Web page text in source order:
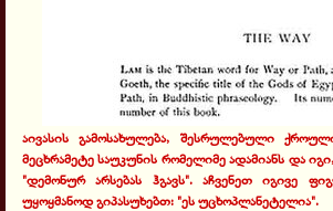
აივასის გამოსახულება, შესრულებული
მეცხრამეტე საუკუნის რომელიმე ადამიანს და
"დემონურ არსებას ჰგავს". აჩვენეთ იგივე
უყოყმანოდ გიპასუხებთ: "ეს უცხოპლანეტელია".